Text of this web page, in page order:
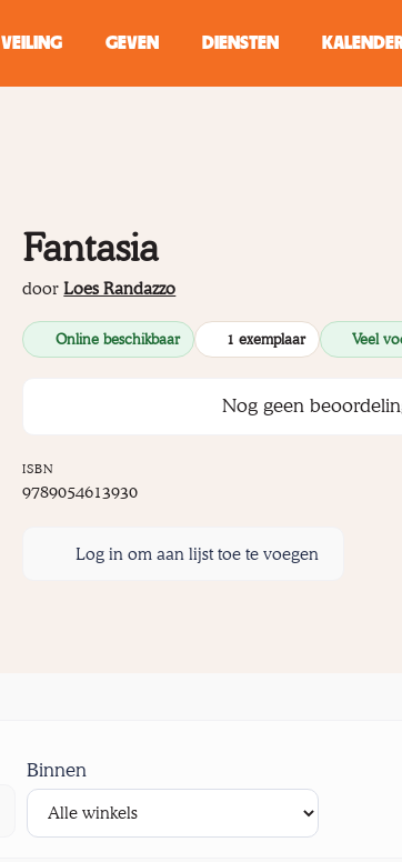
VEILING GEVEN DIENSTEN
Fantasia
doorLoes Randazzo
Online beschikbaar 1 exemplaar Veel
Nog geen
ISBN
9789054613930
Log in om aan lijst toe te voegen
Binnen